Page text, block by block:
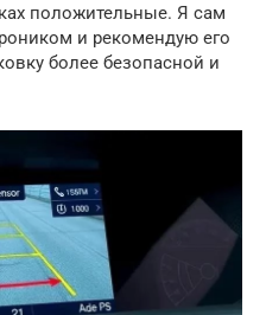
положительные. Я сам
и рекомендую его
более безопасной и